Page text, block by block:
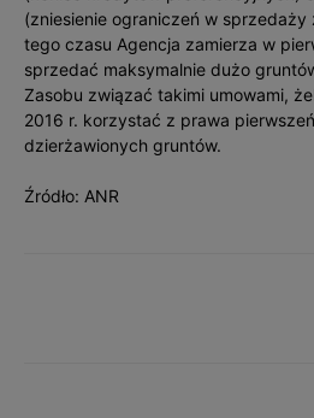
(zniesienie ograniczeń w
tego czasu Agencja zamierza w
sprzedać maksymalnie dużo
Zasobu związać takimi umowami,
2016 r. korzystać z prawa
dzierżawionych gruntów.
Źródło: ANR